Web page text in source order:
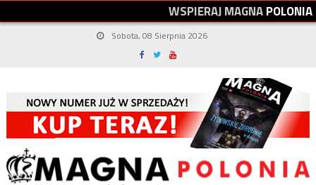
WSPIERAJMAGNAPOLONIA
Sobota, 08 Sierpnia 2026